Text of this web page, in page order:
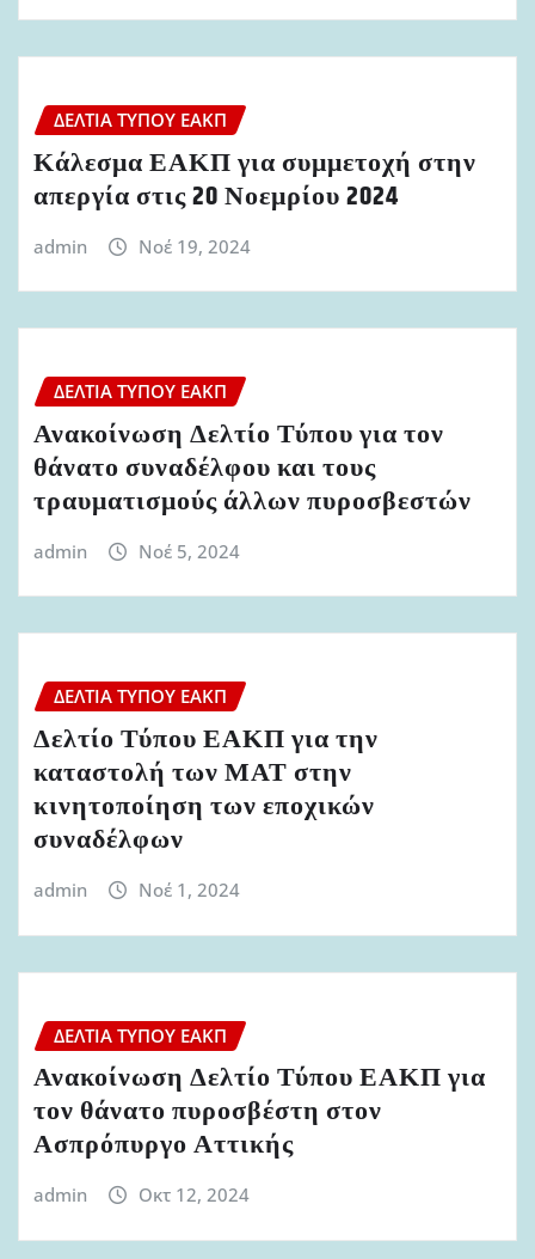
ΔΕΛΤΊΑ ΤΎΠΟΥ ΕΑΚΠ
Κάλεσμα ΕΑΚΠ για συμμετοχή στην
απεργία στις 20 Νοεμρίου 2024
admin Νοέ 19, 2024
ΔΕΛΤΊΑ ΤΎΠΟΥ ΕΑΚΠ
Ανακοίνωση Δελτίο Τύπου για τον
θάνατο συναδέλφου και τους
τραυματισμούς άλλων πυροσβεστών
admin Νοέ 5, 2024
ΔΕΛΤΊΑ ΤΎΠΟΥ ΕΑΚΠ
Δελτίο Τύπου ΕΑΚΠ για την
καταστολή των ΜΑΤ στην
κινητοποίηση των εποχικών
συναδέλφων
admin Νοέ 1, 2024
ΔΕΛΤΊΑ ΤΎΠΟΥ ΕΑΚΠ
Ανακοίνωση Δελτίο Τύπου ΕΑΚΠ για
τον θάνατο πυροσβέστη στον
Ασπρόπυργο Αττικής
admin Οκτ 12, 2024